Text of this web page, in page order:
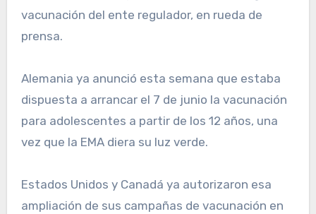
vacunación del ente regulador, en rueda de
prensa.
Alemania ya anunció esta semana que estaba
dispuesta a arrancar el 7 de junio la vacunación
para adolescentes a partir de los 12 años, una
vez que la EMA diera su luz verde.
Estados Unidos y Canadá ya autorizaron esa
ampliación de sus campañas de vacunación en